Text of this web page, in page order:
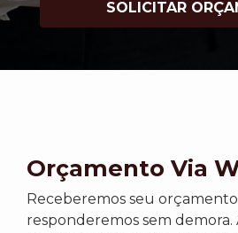
SOLICITAR
Orçamento Via
Receberemos seu
responderemos sem demora.